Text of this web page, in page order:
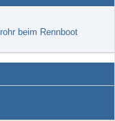
beim Rennboot